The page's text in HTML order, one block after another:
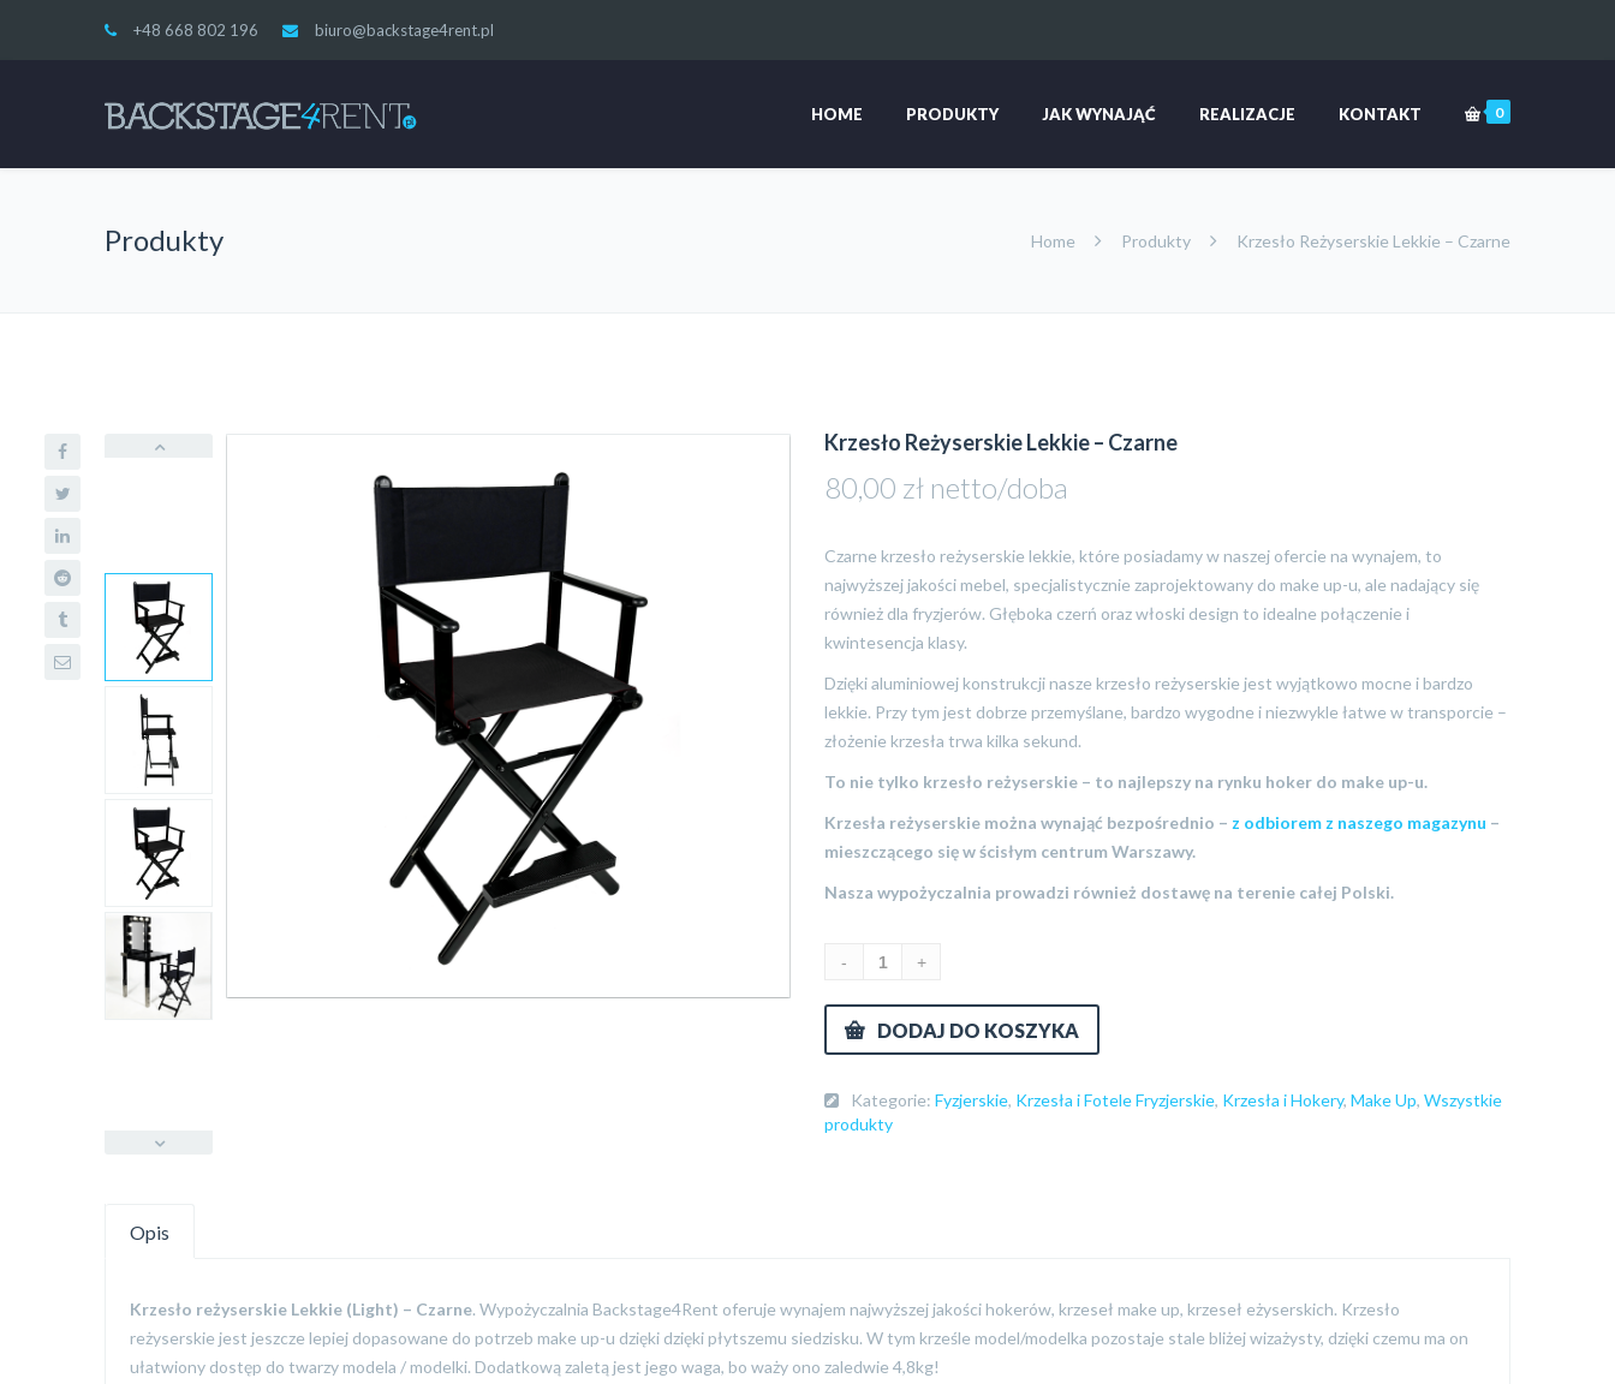
+48 668 802 196 biuro@backstage4rent.pl
0
HOME PRODUKTY JAK WYNAJĄĆ REALIZACJE KONTAKT
Produkty Home Produkty Krzesło Reżyserskie Lekkie – Czarne
Krzesło Reżyserskie Lekkie – Czarne
80,00 zł netto/doba
Czarne krzesło reżyserskie lekkie, które posiadamy w naszej ofercie na wynajem, to
najwyższej jakości mebel, specjalistycznie zaprojektowany do make up-u, ale nadający się
również dla fryzjerów. Głęboka czerń oraz włoski design to idealne połączenie i
kwintesencja klasy.
Dzięki aluminiowej konstrukcji nasze krzesło reżyserskie jest wyjątkowo mocne i bardzo
lekkie. Przy tym jest dobrze przemyślane, bardzo wygodne i niezwykle łatwe w transporcie –
złożenie krzesła trwa kilka sekund.
To nie tylko krzesło reżyserskie – to najlepszy na rynku hoker do make up-u.
Krzesła reżyserskie można wynająć bezpośrednio – z odbiorem z naszego magazynu –
mieszczącego się w ścisłym centrum Warszawy.
Nasza wypożyczalnia prowadzi również dostawę na terenie całej Polski.
DODAJ DO KOSZYKA
Kategorie:Fyzjerskie, Krzesła i Fotele Fryzjerskie, Krzesła i Hokery,Make Up,Wszystkie
produkty
Opis
Krzesło reżyserskie Lekkie (Light) – Czarne. Wypożyczalnia Backstage4Rent oferuje wynajem najwyższej jakości hokerów, krzeseł make up, krzeseł eżyserskich. Krzesło
reżyserskie jest jeszcze lepiej dopasowane do potrzeb make up-u dzięki dzięki płytszemu siedzisku. W tym krześle model/modelka pozostaje stale bliżej wizażysty, dzięki czemu ma on
ułatwiony dostęp do twarzy modela / modelki. Dodatkową zaletą jest jego waga, bo waży ono zaledwie 4,8kg!